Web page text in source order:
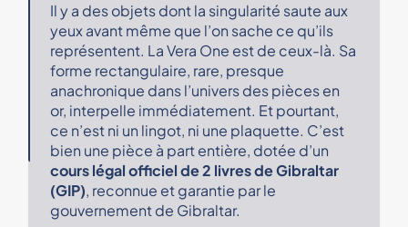
Il y a des objets dont la singularité saute aux
yeux avant même que l’on sache ce qu’ils
représentent. La Vera One est de ceux-là. Sa
forme rectangulaire, rare, presque
anachronique dans l’univers des pièces en
or, interpelle immédiatement. Et pourtant,
ce n’est ni un lingot, ni une plaquette. C’est
bien une pièce à part entière, dotée d’un
cours légal officiel de 2 livres de Gibraltar
(GIP), reconnue et garantie par le
gouvernement de Gibraltar.